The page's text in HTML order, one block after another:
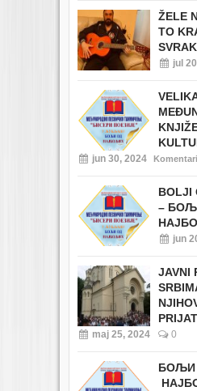
ŽELE
TO
jul
jun 30, 2024
BOLJI
–
jun
JAVNI
maj 25, 2024 0